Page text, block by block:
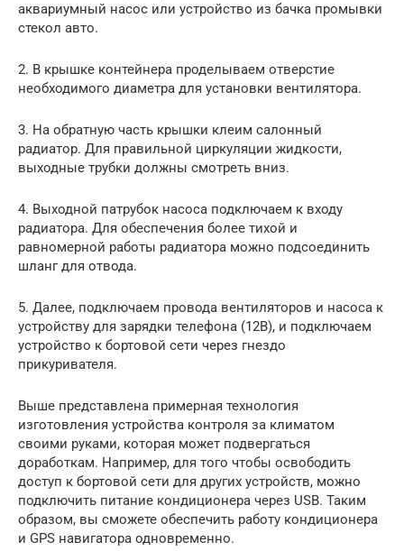
аквариумный насос или устройство из бачка промывки
стекол авто.
2. В крышке контейнера проделываем отверстие
необходимого диаметра для установки вентилятора.
3. На обратную часть крышки клеим салонный
радиатор. Для правильной циркуляции жидкости,
выходные трубки должны смотреть вниз.
4. Выходной патрубок насоса подключаем к входу
радиатора. Для обеспечения более тихой и
равномерной работы радиатора можно подсоединить
шланг для отвода.
5. Далее, подключаем провода вентиляторов и насоса к
устройству для зарядки телефона (12В), и подключаем
устройство к бортовой сети через гнездо
прикуривателя.
Выше представлена примерная технология
изготовления устройства контроля за климатом
своими руками, которая может подвергаться
доработкам. Например, для того чтобы освободить
доступ к бортовой сети для других устройств, можно
подключить питание кондиционера через USB. Таким
образом, вы сможете обеспечить работу кондиционера
и GPS навигатора одновременно.